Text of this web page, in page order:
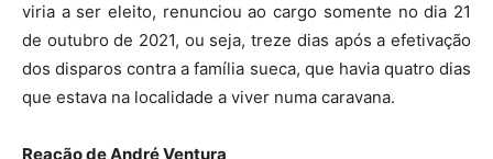
viria a ser eleito, renunciou ao cargo somente no dia 21
de outubro de 2021, ou seja, treze dias após a efetivação
dos disparos contra a família sueca, que havia quatro dias
que estava na localidade a viver numa caravana.
Reação de André Ventura